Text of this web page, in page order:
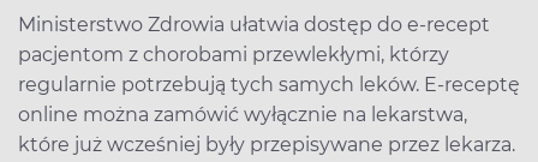
Ministerstwo Zdrowia ułatwia dostęp do e-recept
pacjentom z chorobami przewlekłymi, którzy
regularnie potrzebują tych samych leków. E-receptę
online można zamówić wyłącznie na lekarstwa,
które już wcześniej były przepisywane przez lekarza.